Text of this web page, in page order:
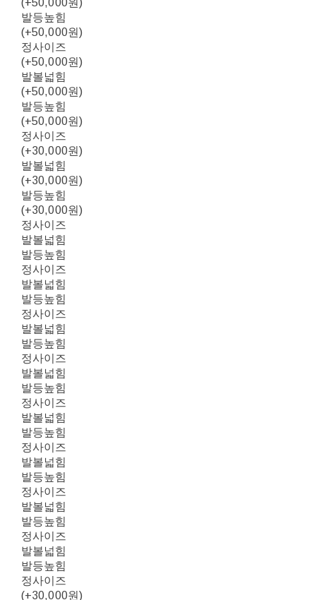
발등높힘
(+50,000원)
정사이즈
(+50,000원)
발볼넓힘
(+50,000원)
발등높힘
(+50,000원)
정사이즈
(+30,000원)
발볼넓힘
(+30,000원)
발등높힘
(+30,000원)
정사이즈
발볼넓힘
발등높힘
정사이즈
발볼넓힘
발등높힘
정사이즈
발볼넓힘
발등높힘
정사이즈
발볼넓힘
발등높힘
정사이즈
발볼넓힘
발등높힘
정사이즈
발볼넓힘
발등높힘
정사이즈
발볼넓힘
발등높힘
정사이즈
발볼넓힘
발등높힘
정사이즈
(+30,000원)